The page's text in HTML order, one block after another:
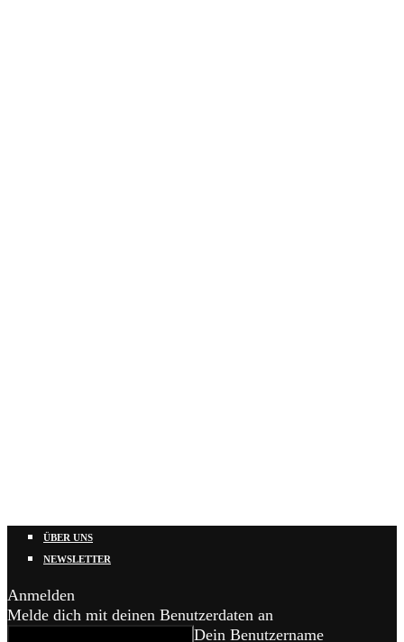
ÜBER UNS
NEWSLETTER
Anmelden
Melde dich mit deinen Benutzerdaten an
Dein Benutzername